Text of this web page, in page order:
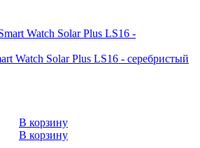
Watch Solar Plus LS16 - серебристый
В корзину
В корзину